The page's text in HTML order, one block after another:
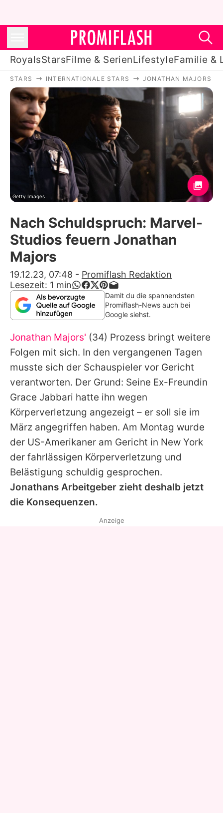
RoyalsStarsFilme & SerienLifestyleFamilie &
Royals
Stars
Filme & Serien
Lifestyle
Familie & Liebe
Promiflash Exklusiv
Alle Themen auf Promiflash
App runterladen
Team
Redaktionelle Richtlinien
Impressum
Datenschutzerklärung
Nutzungsbedingungen
Utiq verwalten
STARS INTERNATIONALE STARS JONATHAN MAJORS
Getty Images
Nach Schuldspruch: Marvel-
Studios feuern Jonathan
Majors
19.12.23, 07:48 - Promiflash Redaktion
Lesezeit: 1 min
Damit du die spannendsten
Promiflash-News auch bei
Google siehst.
Jonathan Majors' (34) Prozess bringt weitere
Folgen mit sich. In den vergangenen Tagen
musste sich der Schauspieler vor Gericht
verantworten. Der Grund: Seine Ex-Freundin
Grace Jabbari hatte ihn wegen
Körperverletzung angezeigt – er soll sie im
März angegriffen haben. Am Montag wurde
der US-Amerikaner am Gericht in New York
der fahrlässigen Körperverletzung und
Belästigung schuldig gesprochen.
Jonathans Arbeitgeber zieht deshalb jetzt
die Konsequenzen.
Anzeige